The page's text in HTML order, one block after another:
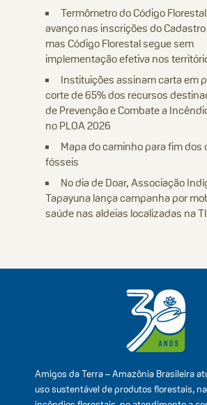
Termômetro do Código
avanço nas inscrições do
mas Código Florestal segue sem
implementação efetiva nos
Instituições assinam carta em
corte de 65% dos recursos
de Prevenção e Combate a
no PLOA 2026
Mapa do caminho para fim dos
fósseis
No dia de Doar, Associação
Tapayuna lança campanha por
saúde nas aldeias localizadas na
Amigos da Terra – Amazônia Brasileira
uso sustentável de produtos florestais,